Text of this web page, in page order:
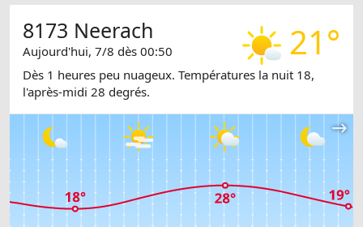
21°
8173 Neerach
Aujourd'hui, 7/8 dès 00:50
Dès 1 heures peu nuageux. Températures la nuit 18,
l'après-midi 28 degrés.